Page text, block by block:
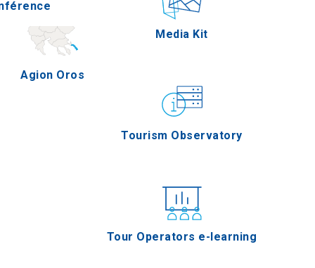
Agion Oros
Media Kit
Tourism Observatory
Tour Operators e-learning